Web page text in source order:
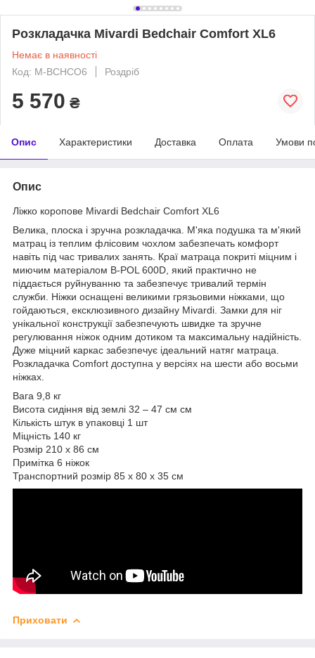
Розкладачка Mivardi Bedchair Comfort XL6
Немає в наявності
Код: M-BCHCO6
Роздріб
5 570 ₴
Опис Характеристики Доставка Оплата Умови
Опис
Ліжко коропове Mivardi Bedchair Comfort XL6
Велика, плоска і зручна розкладачка. М'яка подушка та м'який
матрац із теплим флісовим чохлом забезпечать комфорт
навіть під час тривалих занять. Краї матраца покриті міцним і
миючим матеріалом B-POL 600D, який практично не
піддається руйнуванню та забезпечує тривалий термін
служби. Ніжки оснащені великими грязьовими ніжками, що
гойдаються, ексклюзивного дизайну Mivardi. Замки для ніг
унікальної конструкції забезпечують швидке та зручне
регулювання ніжок одним дотиком та максимальну надійність.
Дуже міцний каркас забезпечує ідеальний натяг матраца.
Розкладачка Comfort доступна у версіях на шести або восьми
ніжках.
Вага 9,8 кг
Висота сидіння від землі 32 – 47 см см
Кількість штук в упаковці 1 шт
Міцність 140 кг
Розмір 210 х 86 см
Примітка 6 ніжок
Транспортний розмір 85 х 80 х 35 см
Приховати